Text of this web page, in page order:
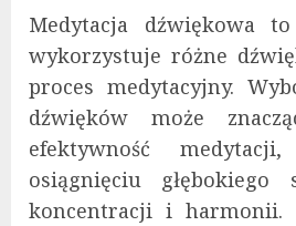
Medytacja dźwiękowa
wykorzystuje różne
proces medytacyjny.
dźwięków może
efektywność
osiągnięciu głębokiego
koncentracji i